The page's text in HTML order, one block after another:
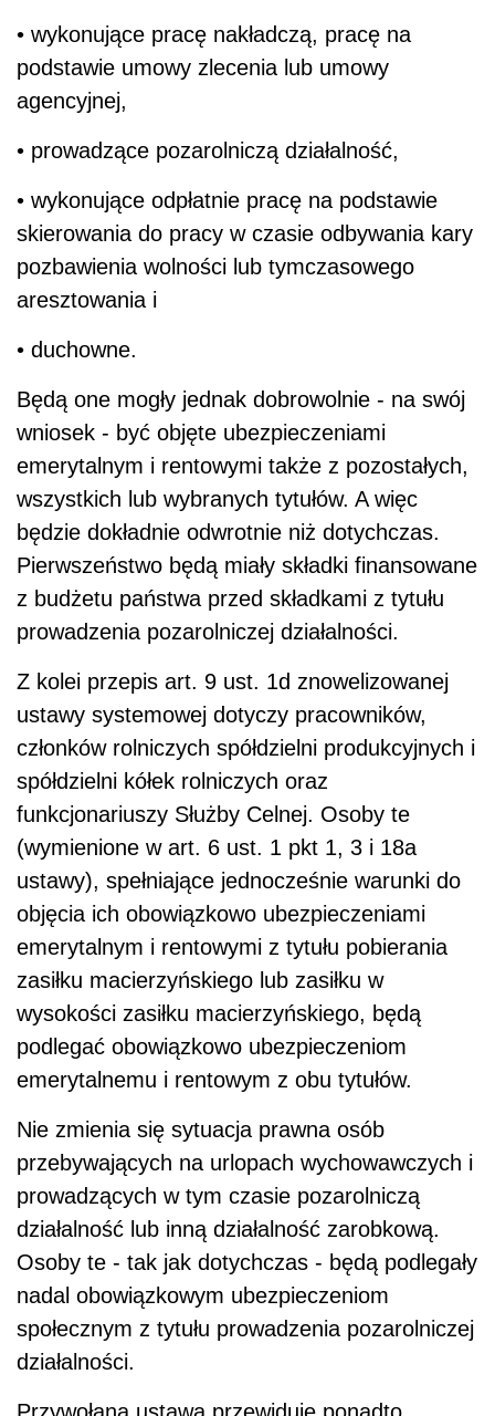
• wykonujące pracę nakładczą, pracę na
podstawie umowy zlecenia lub umowy
agencyjnej,
• prowadzące pozarolniczą działalność,
• wykonujące odpłatnie pracę na podstawie
skierowania do pracy w czasie odbywania kary
pozbawienia wolności lub tymczasowego
aresztowania i
• duchowne.
Będą one mogły jednak dobrowolnie - na swój
wniosek - być objęte ubezpieczeniami
emerytalnym i rentowymi także z pozostałych,
wszystkich lub wybranych tytułów. A więc
będzie dokładnie odwrotnie niż dotychczas.
Pierwszeństwo będą miały składki finansowane
z budżetu państwa przed składkami z tytułu
prowadzenia pozarolniczej działalności.
Z kolei przepis art. 9 ust. 1d znowelizowanej
ustawy systemowej dotyczy pracowników,
członków rolniczych spółdzielni produkcyjnych i
spółdzielni kółek rolniczych oraz
funkcjonariuszy Służby Celnej. Osoby te
(wymienione w art. 6 ust. 1 pkt 1, 3 i 18a
ustawy), spełniające jednocześnie warunki do
objęcia ich obowiązkowo ubezpieczeniami
emerytalnym i rentowymi z tytułu pobierania
zasiłku macierzyńskiego lub zasiłku w
wysokości zasiłku macierzyńskiego, będą
podlegać obowiązkowo ubezpieczeniom
emerytalnemu i rentowym z obu tytułów.
Nie zmienia się sytuacja prawna osób
przebywających na urlopach wychowawczych i
prowadzących w tym czasie pozarolniczą
działalność lub inną działalność zarobkową.
Osoby te - tak jak dotychczas - będą podlegały
nadal obowiązkowym ubezpieczeniom
społecznym z tytułu prowadzenia pozarolniczej
działalności.